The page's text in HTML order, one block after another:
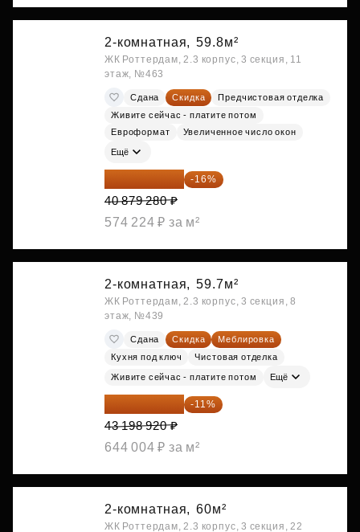
2-комнатная, 59.8м²
ЖК Роттердам, 2.3 корпус, 3 секция, 11
этаж, №463
Сдана Скидка
Предчистовая отделка
Живите сейчас - платите потом
Евроформат
Увеличенное число окон
Ещё
34 338 595 ₽ -16%
40 879 280 ₽
574 224 ₽ за м²
2-комнатная, 59.7м²
ЖК Роттердам, 2.3 корпус, 3 секция, 8
этаж, №439
Сдана Скидка
Меблировка
Кухня под ключ
Чистовая отделка
Живите сейчас - платите потом Ещё
38 447 039 ₽ -11%
43 198 920 ₽
644 004 ₽ за м²
2-комнатная, 60м²
ЖК Роттердам, 2.3 корпус, 3 секция, 22